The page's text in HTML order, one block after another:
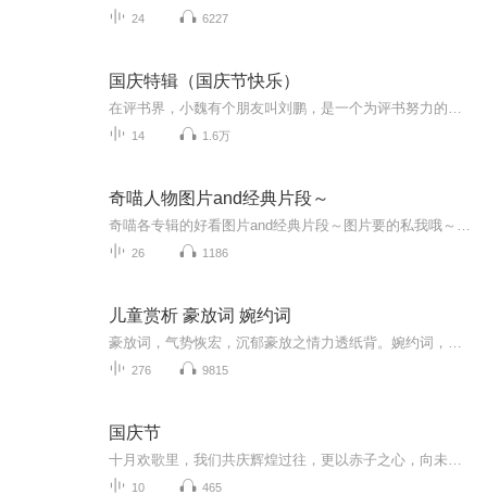
24 6227
国庆特辑（国庆节快乐）
14 1.6万
奇喵人物图片and经典片段～
26 1186
儿童赏析 豪放词 婉约词
276 9815
国庆节
10 465